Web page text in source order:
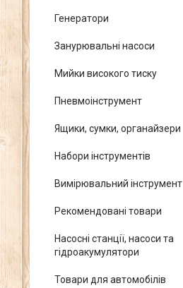
Генератори
Занурювальні насоси
Мийки високого тиску
Пневмоінструмент
Ящики, сумки, органайзери
Набори інструментів
Вимірювальний інструмент
Рекомендовані товари
Насосні станції, насоси та
гідроакумулятори
Товари для автомобілів